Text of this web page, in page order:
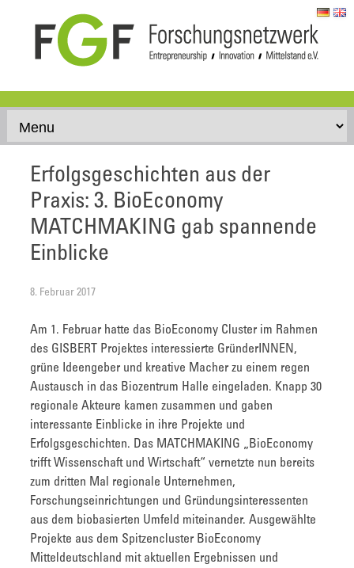
Skip to content
Erfolgsgeschichten aus der
Praxis: 3. BioEconomy
MATCHMAKING gab spannende
Einblicke
8. Februar 2017
Am 1. Februar hatte das BioEconomy Cluster im Rahmen
des GISBERT Projektes interessierte GründerINNEN,
grüne Ideengeber und kreative Macher zu einem regen
Austausch in das Biozentrum Halle eingeladen. Knapp 30
regionale Akteure kamen zusammen und gaben
interessante Einblicke in ihre Projekte und
Erfolgsgeschichten. Das MATCHMAKING „BioEconomy
trifft Wissenschaft und Wirtschaft“ vernetzte nun bereits
zum dritten Mal regionale Unternehmen,
Forschungseinrichtungen und Gründungsinteressenten
aus dem biobasierten Umfeld miteinander. Ausgewählte
Projekte aus dem Spitzencluster BioEconomy
Mitteldeutschland mit aktuellen Ergebnissen und